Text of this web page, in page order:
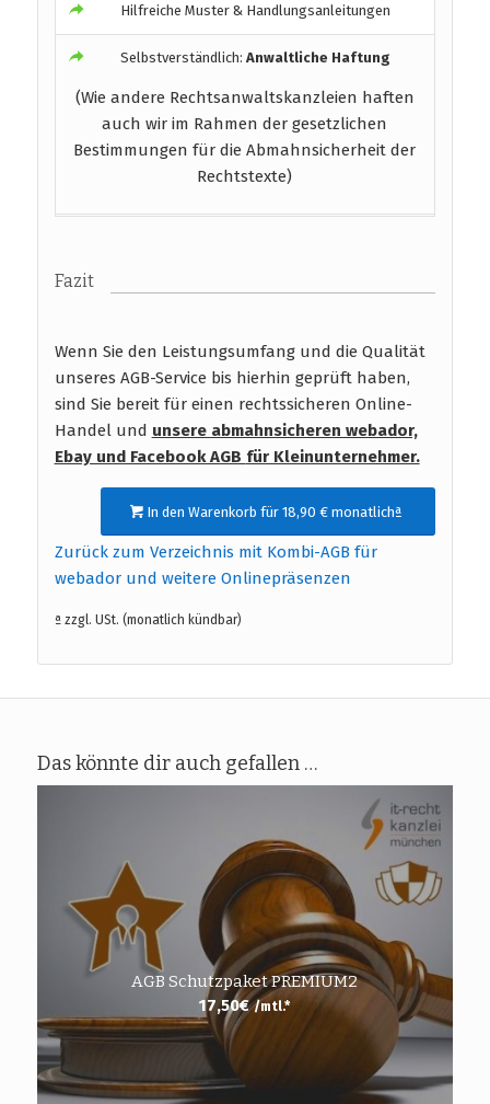
Hilfreiche Muster & Handlungsanleitungen
Selbstverständlich:Anwaltliche Haftung
(Wie andere Rechtsanwaltskanzleien haften
auch wir im Rahmen der gesetzlichen
Bestimmungen für die Abmahnsicherheit der
Rechtstexte)
Fazit
Wenn Sie den Leistungsumfang und die Qualität
unseres AGB-Service bis hierhin geprüft haben,
sind Sie bereit für einen rechtssicheren Online-
Handel und unsere abmahnsicheren webador,
Ebay und Facebook AGB für Kleinunternehmer.
In den Warenkorb für 18,90 € monatlichª
Zurück zum Verzeichnis mit Kombi-AGB für
webador und weitere Onlinepräsenzen
ª zzgl. USt. (monatlich kündbar)
Das könnte dir auch gefallen …
AGB Schutzpaket PREMIUM2
17,50€ /mtl.*